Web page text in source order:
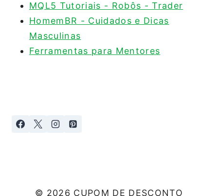
MQL5 Tutoriais - Robôs - Trader
HomemBR - Cuidados e Dicas
Masculinas
Ferramentas para Mentores
© 2026 CUPOM DE DESCONTO